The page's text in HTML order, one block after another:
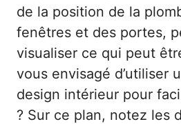
de la position de la
fenêtres et des portes,
visualiser ce qui peut
vous envisagé d’utiliser
design intérieur pour
? Sur ce plan, notez les